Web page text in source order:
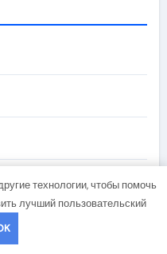
технологии, чтобы помочь
лучший пользовательский